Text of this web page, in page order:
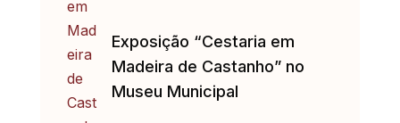
Exposição “Cestaria em
Madeira de Castanho” no
Museu Municipal